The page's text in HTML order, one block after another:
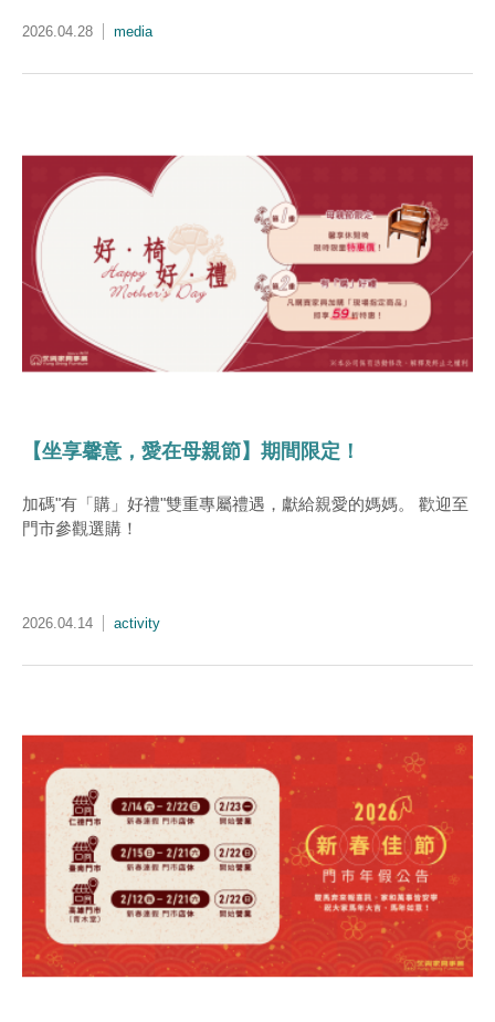
2026.04.28 media
【坐享馨意，愛在母親節】期間限定！
加碼"有「購」好禮"雙重專屬禮遇，獻給親愛的媽媽。 歡迎至
門市參觀選購！
2026.04.14 activity